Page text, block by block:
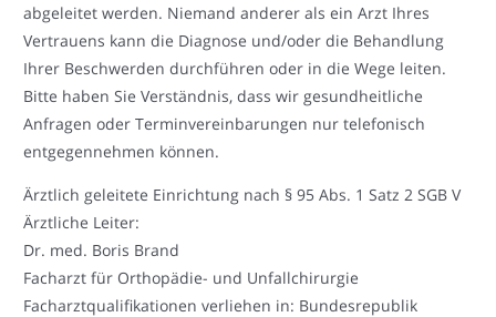
abgeleitet werden. Niemand anderer als ein Arzt Ihres
Vertrauens kann die Diagnose und/oder die Behandlung
Ihrer Beschwerden durchführen oder in die Wege leiten.
Bitte haben Sie Verständnis, dass wir gesundheitliche
Anfragen oder Terminvereinbarungen nur telefonisch
entgegennehmen können.
Ärztlich geleitete Einrichtung nach § 95 Abs. 1 Satz 2 SGB V
Ärztliche Leiter:
Dr. med. Boris Brand
Facharzt für Orthopädie- und Unfallchirurgie
Facharztqualifikationen verliehen in: Bundesrepublik